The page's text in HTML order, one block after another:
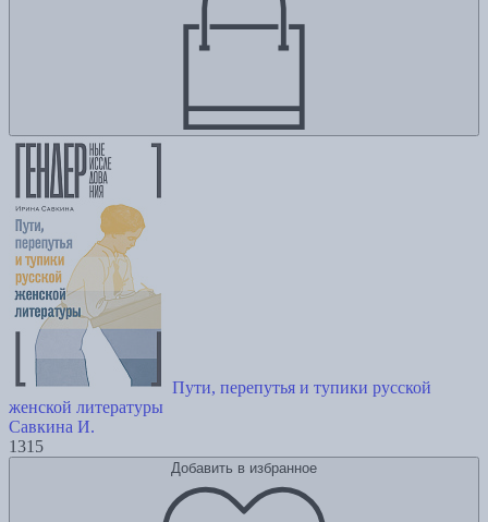
Пути, перепутья и тупики русской
женской литературы
Савкина И.
1315
Добавить в избранное